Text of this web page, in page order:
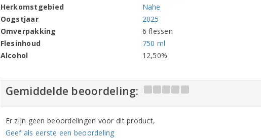
Herkomstgebied
Nahe
Oogstjaar
2025
Omverpakking
6 flessen
Flesinhoud
750 ml
Alcohol
12,50%
Gemiddelde beoordeling:
Er zijn geen beoordelingen voor dit product,
Geef als eerste een beoordeling